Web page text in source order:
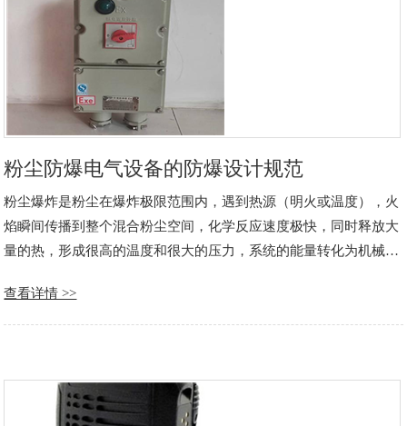
粉尘防爆电气设备的防爆设计规范
粉尘爆炸是粉尘在爆炸极限范围内，遇到热源（明火或温度），火
焰瞬间传播到整个混合粉尘空间，化学反应速度极快，同时释放大
量的热，形成很高的温度和很大的压力，系统的能量转化为机械功
业的发展，粉尘大量产生，粉尘爆炸以及污染对人们的人身财产安
全和健康带来的现实和潜……
查看详情 >>